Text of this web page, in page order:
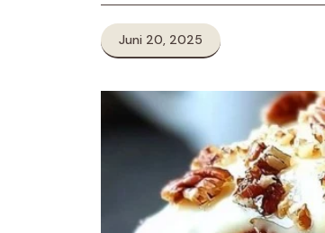
Juni 20, 2025